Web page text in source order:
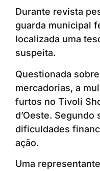
Durante revista
guarda municipal
localizada uma
suspeita.
Questionada
mercadorias, a
furtos no Tivoli
d’Oeste. Segundo
dificuldades
ação.
Uma